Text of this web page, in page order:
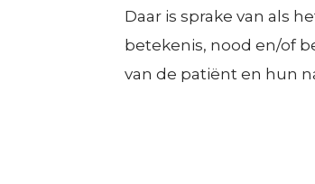
Daar is sprake van als
betekenis, nood en/of
van de patiënt en hun